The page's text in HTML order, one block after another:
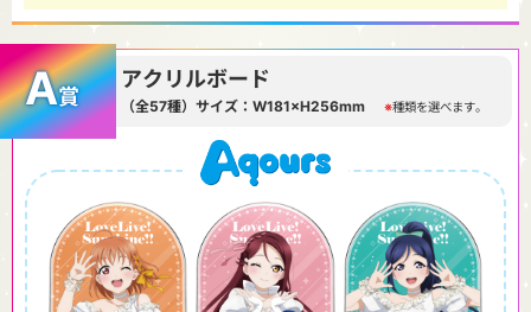
A賞
アクリルボード
（全57種）サイズ：W181×H256mm 種類を選べます。